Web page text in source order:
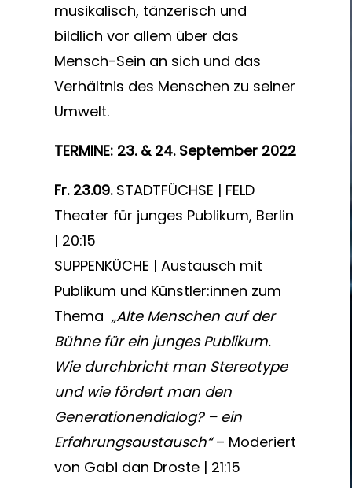
musikalisch, tänzerisch und
bildlich vor allem über das
Mensch-Sein an sich und das
Verhältnis des Menschen zu seiner
Umwelt.
TERMINE: 23. & 24. September 2022
Fr. 23.09. STADTFÜCHSE | FELD
Theater für junges Publikum, Berlin
| 20:15
SUPPENKÜCHE | Austausch mit
Publikum und Künstler:innen zum
Thema „Alte Menschen auf der
Bühne für ein junges Publikum.
Wie durchbricht man Stereotype
und wie fördert man den
Generationendialog? – ein
Erfahrungsaustausch“ – Moderiert
von Gabi dan Droste | 21:15